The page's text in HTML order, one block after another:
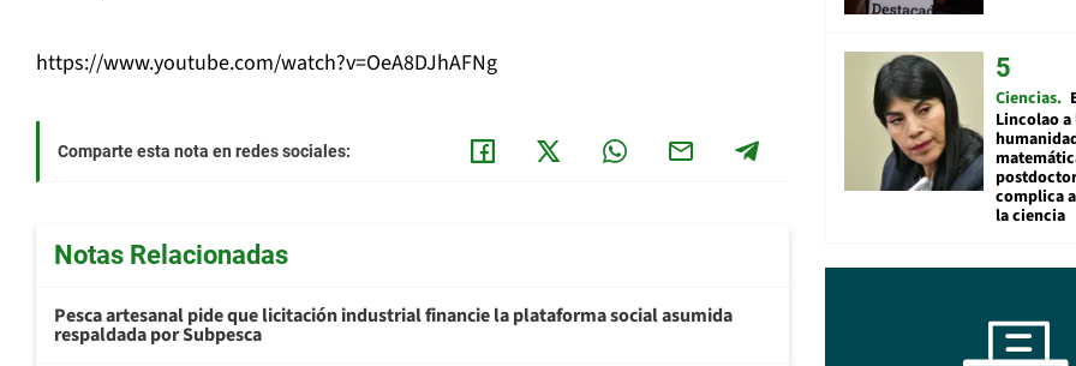
https://www.youtube.com/watch?v=OeA8DJhAFNg
Comparte esta nota en redes sociales:
Notas Relacionadas
Pesca artesanal pide que licitación industrial financie la plataforma social asumida
respaldada por Subpesca
Ciencias
Lincolao a
complica
la ciencia